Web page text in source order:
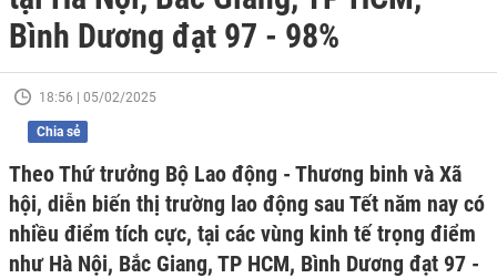
Bình Dương đạt 97 - 98%
18:56 | 05/02/2025
Chia sẻ
Theo Thứ trưởng Bộ Lao động - Thương binh và Xã
hội, diễn biến thị trường lao động sau Tết năm nay có
nhiều điểm tích cực, tại các vùng kinh tế trọng điểm
như Hà Nội, Bắc Giang, TP HCM, Bình Dương đạt 97 -